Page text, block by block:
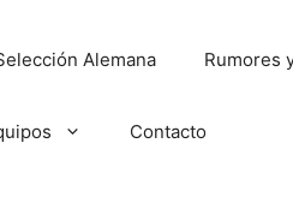
Alemana Rumores
Contacto